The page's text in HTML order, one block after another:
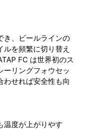
き、ビールラインの
を頻繁に切り替え
FC は世界初のス
ーリングフォウセッ
わせれば安全性も向
温度が上がりやす